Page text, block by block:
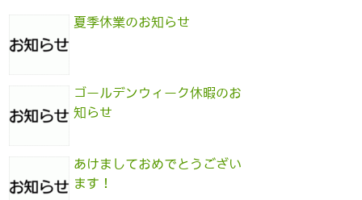
夏季休業のお知らせ
ゴールデンウィーク休暇のお
知らせ
あけましておめでとうござい
ます！